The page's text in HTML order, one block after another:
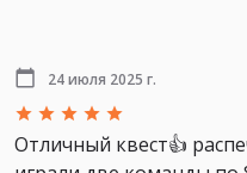
24 июля 2025 г.
Отличный квест👍